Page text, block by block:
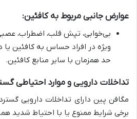
عوارض جانبی مربوط به کافئین:
بی‌خوابی، تپش قلب، اضطراب،
ویژه در افراد حساس به کافئین
حد همزمان با سایر منابع کافئین.
تداخلات دارویی و موارد احتیاطی
مگافن پین دارای تداخلات دارویی
برخی شرایط ممنوع یا با احتیاط شدید